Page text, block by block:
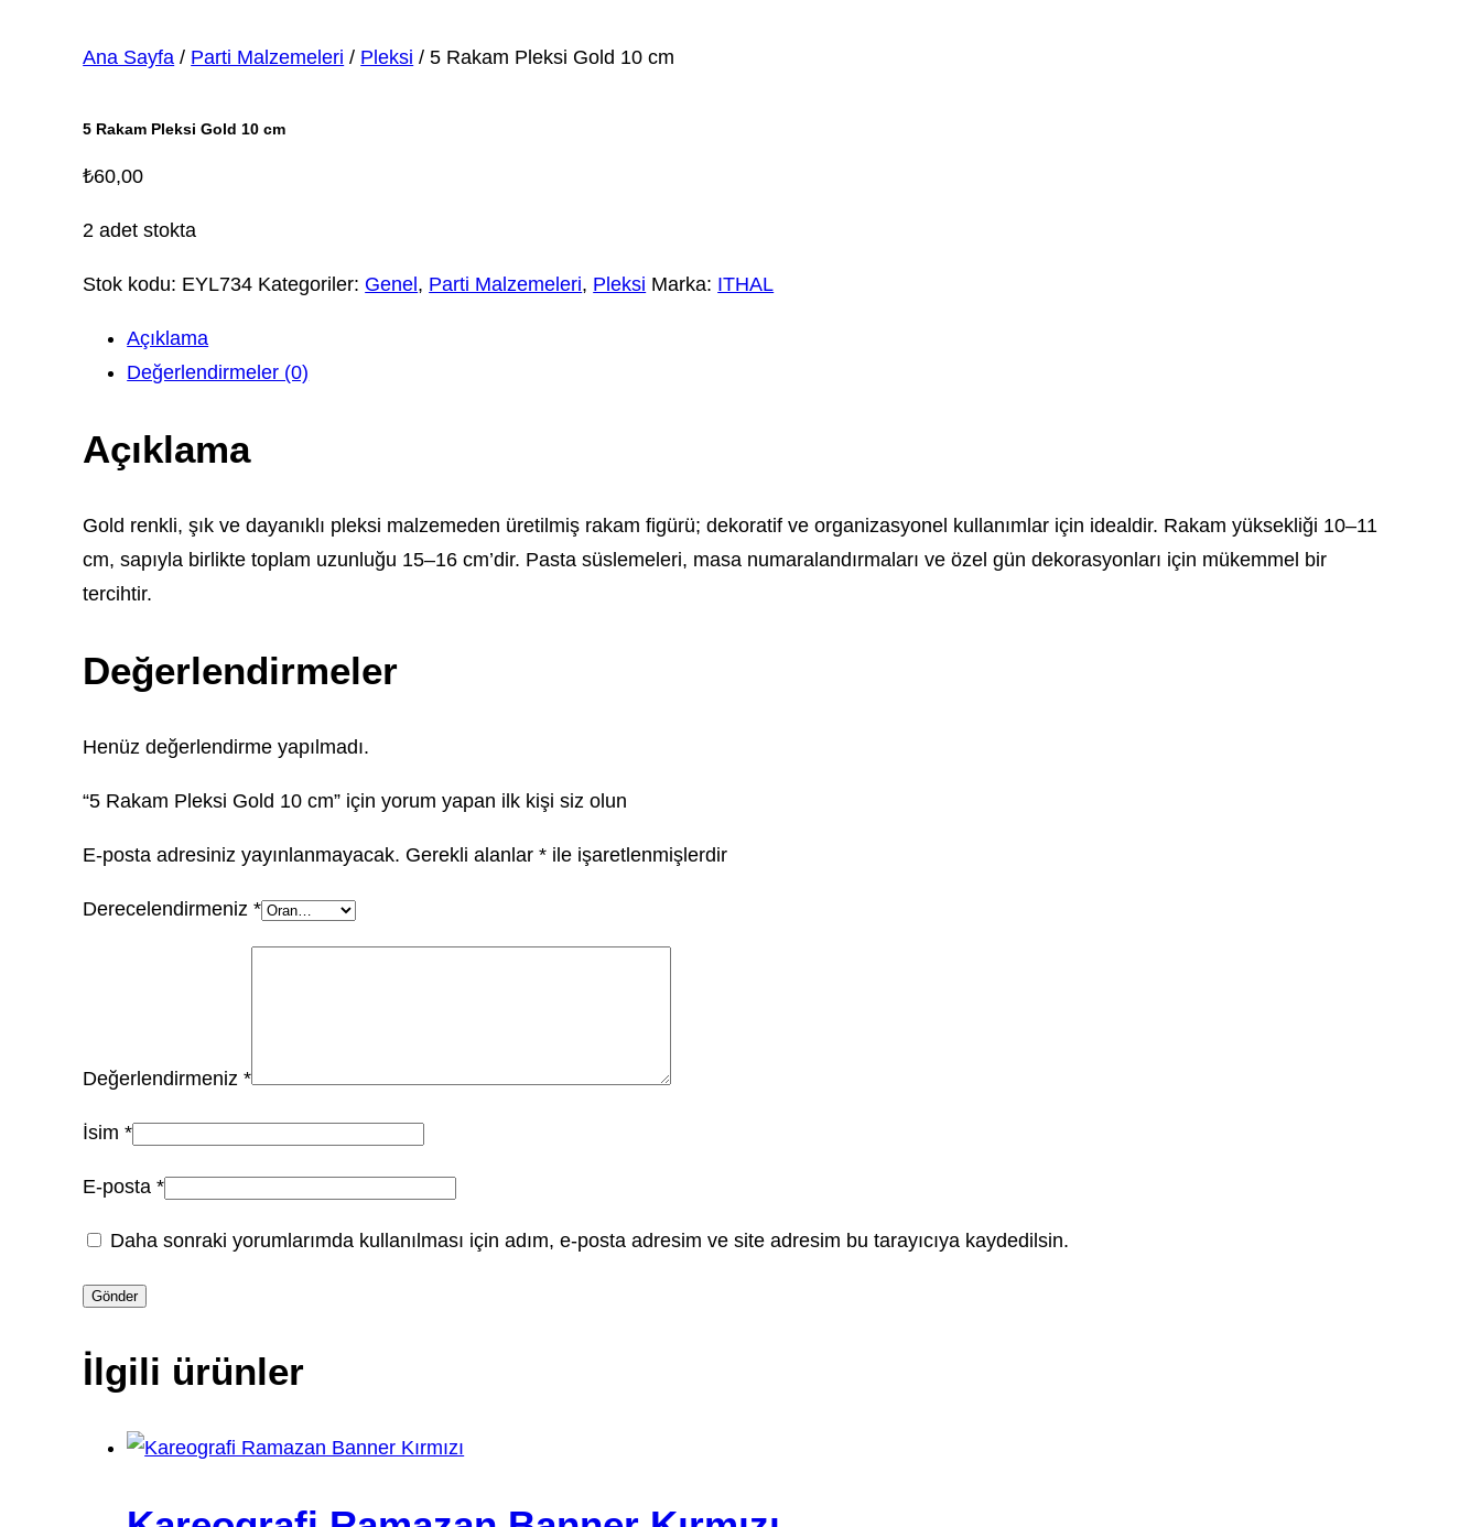
Ana Sayfa / Parti Malzemeleri / Pleksi / 5 Rakam Pleksi Gold 10 cm
5 Rakam Pleksi Gold 10 cm
₺60,00
2 adet stokta
Stok kodu: EYL734 Kategoriler: Genel, Parti Malzemeleri, Pleksi Marka: ITHAL
Açıklama
Değerlendirmeler (0)
Açıklama
Gold renkli, şık ve dayanıklı pleksi malzemeden üretilmiş rakam figürü; dekoratif ve organizasyonel kullanımlar için idealdir. Rakam yüksekliği 10–11
cm, sapıyla birlikte toplam uzunluğu 15–16 cm’dir. Pasta süslemeleri, masa numaralandırmaları ve özel gün dekorasyonları için mükemmel bir
tercihtir.
Değerlendirmeler
Henüz değerlendirme yapılmadı.
“5 Rakam Pleksi Gold 10 cm” için yorum yapan ilk kişi siz olun
E-posta adresiniz yayınlanmayacak. Gerekli alanlar* ile işaretlenmişlerdir
Derecelendirmeniz*
Değerlendirmeniz*
İsim*
E-posta*
Daha sonraki yorumlarımda kullanılması için adım, e-posta adresim ve site adresim bu tarayıcıya kaydedilsin.
İlgili ürünler